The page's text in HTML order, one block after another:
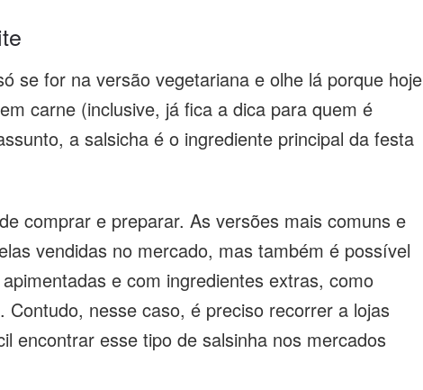
se for na versão vegetariana e olhe lá porque hoje
carne (inclusive, já fica a dica para quem é
a salsicha é o ingrediente principal da festa
comprar e preparar. As versões mais comuns e
vendidas no mercado, mas também é possível
e com ingredientes extras, como
nesse caso, é preciso recorrer a lojas
encontrar esse tipo de salsinha nos mercados